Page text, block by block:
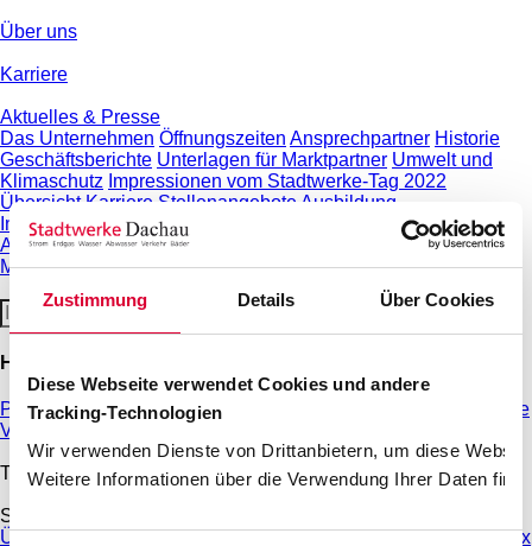
Zustimmung Details Über Cookies
Diese Webseite verwendet Cookies und andere
Tracking-Technologien
Wir verwenden Dienste von Drittanbietern, um diese
Weitere Informationen über die Verwendung Ihrer Daten
Über uns
Karriere
Aktuelles & Presse
Das Unternehmen Öffnungszeiten Ansprechpartner Historie
Geschäftsberichte Unterlagen für Marktpartner Umwelt und
Klimaschutz Impressionen vom Stadtwerke-Tag 2022
Übersicht Karriere Stellenangebote Ausbildung
Initiativbewerbung Praktika
Aktuelles Presse-Informationen ÖPNV-Meldungen inKontakt
Magazin
Häufig gesuchte Themen
Preisliste Freibad und Familienbad
THG Quote
Vorteilskarte
Tarife & Angebote
Strom
Übersicht Strom Tarifrechner Strom Grundversorgung Strommix